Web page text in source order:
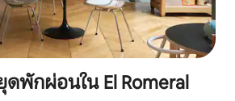
พักผ่อนใน El Romeral